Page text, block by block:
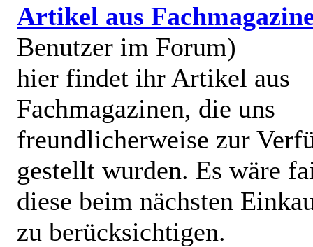
Artikel aus
Benutzer im Forum)
hier findet ihr Artikel aus
Fachmagazinen, die uns
freundlicherweise zur
gestellt wurden. Es wäre
diese beim nächsten
zu berücksichtigen.